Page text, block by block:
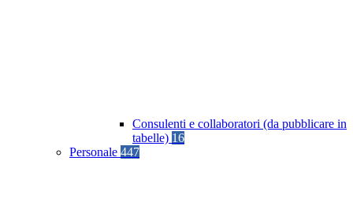
Consulenti e collaboratori (da pubblicare in
tabelle) 16
Personale 447